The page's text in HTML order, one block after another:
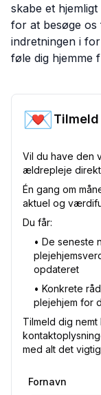
skabe et
for at besøge
indretningen i
føle dig hjemme
💌
Vil du have den
ældrepleje
Én gang om
aktuel og
Du får:
•⁠ De seneste
opdateret
•⁠ Konkrete
plejehjem for
Tilmeld dig
med alt det
Fornavn